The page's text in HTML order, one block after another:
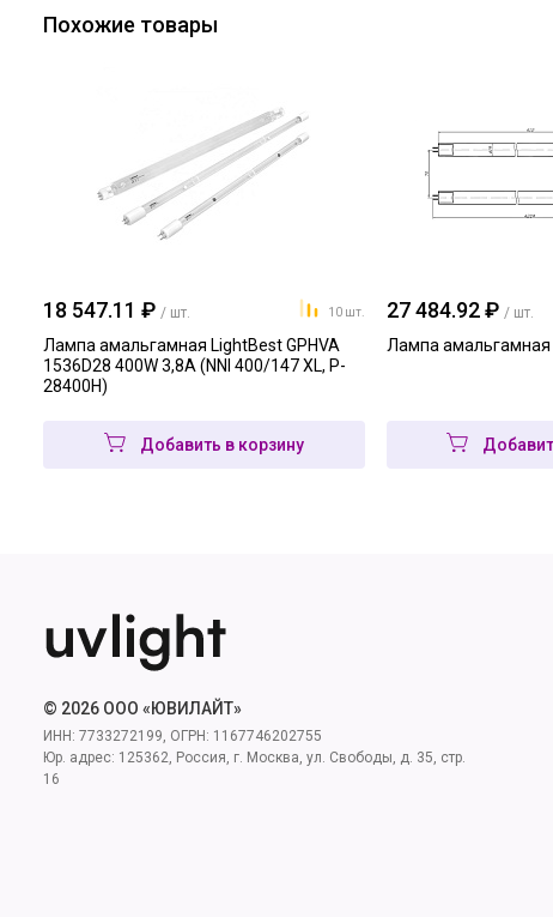
Похожие товары
18 547.11 ₽ / шт. 10 шт.
Лампа амальгамная LightBest GPHVA
1536D28 400W 3,8A (NNI 400/147 XL, P-
28400H)
Добавить в корзину
27 484.92 ₽ / шт.
Лампа
© 2026 ООО «ЮВИЛАЙТ»
ИНН: 7733272199, ОГРН: 1167746202755
Юр. адрес: 125362, Россия, г. Москва, ул. Свободы, д. 35, стр.
16